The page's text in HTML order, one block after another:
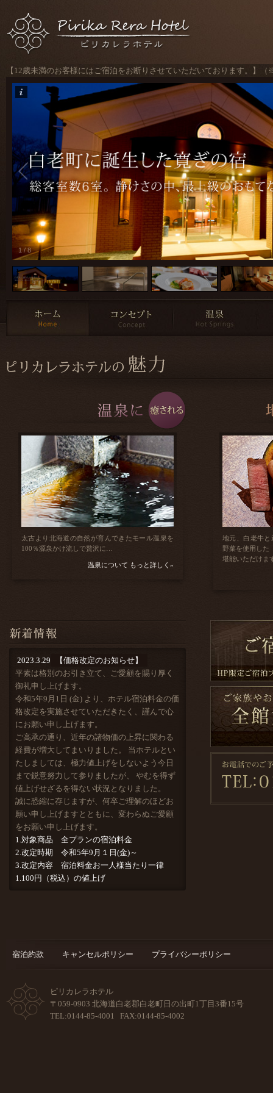
【12歳未満のお客様にはご宿泊をお断りさせていただいております。】
1 /8
太古より北海道の自然が育んできたモール温泉を
100％源泉かけ流しで贅沢に…
温泉について もっと詳しく»
地元、白老牛と
野菜を使用した
堪能いただけま
2023.3.29
【価格改定のお知らせ】
平素は格別のお引き立て、ご愛顧を賜り厚く
御礼申し上げます。
令和5年9月1日 (金) より、ホテル宿泊料金の価
格改定を実施させていただきたく、謹んで心
にお願い申し上げます。
ご高承の通り、近年の諸物価の上昇に関わる
経費が増大してまいりました。 当ホテルとい
たしましては、極力値上げをしないよう今日
まで鋭意努力して参りましたが、 やむを得ず
値上げせざるを得ない状況となりました。
誠に恐縮に存じますが、何卒ご理解のほどお
願い申し上げますとともに、変わらぬご愛顧
をお願い申し上げます。
1.対象商品 全プランの宿泊料金
2.改定時期 令和5年9月１日(金)～
3.改定内容 宿泊料金お一人様当たり一律
1.100円（税込）の値上げ
宿泊約款 キャンセルポリシー プライバシーポリシー
ピリカレラホテル
〒059-0903 北海道白老郡白老町日の出町1丁目3番15号
TEL:0144-85-4001 FAX:0144-85-4002